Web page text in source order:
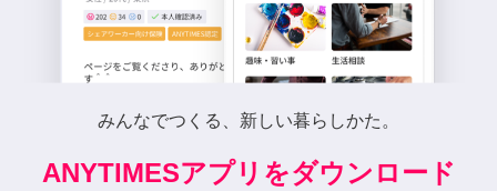
みんなでつくる、新しい暮らしかた。
ANYTIMESアプリをダウンロード